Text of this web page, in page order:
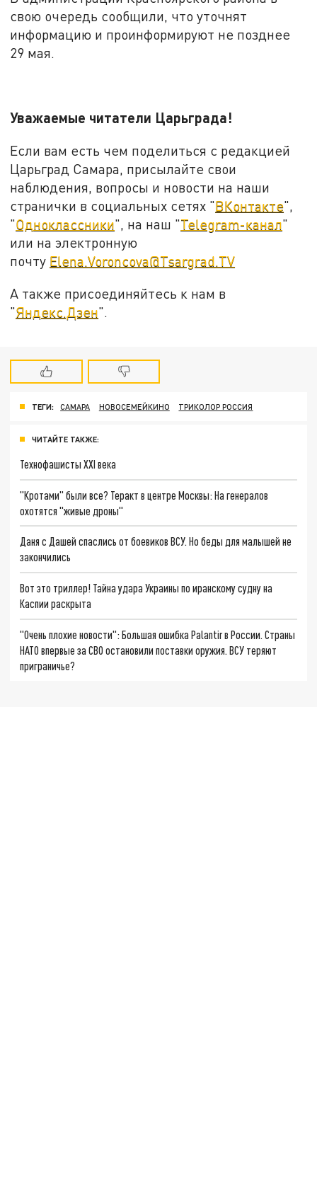
свою очередь сообщили, что уточнят
информацию и проинформируют не позднее
29 мая.
Уважаемые читатели Царьграда!
Если вам есть чем поделиться с редакцией
Царьград Самара, присылайте свои
наблюдения, вопросы и новости на наши
странички в социальных сетях "ВКонтакте",
"Одноклассники", на наш "Telegram-канал"
или на электронную
почту Elena.Voroncova@Tsargrad.TV
А также присоединяйтесь к нам в
"Яндекс.Дзен".
ТЕГИ: САМАРА НОВОСЕМЕЙКИНО ТРИКОЛОР РОССИЯ
ЧИТАЙТЕ ТАКЖЕ:
Технофашисты XXI века
"Кротами" были все? Теракт в центре Москвы: На генералов
охотятся "живые дроны"
Даня с Дашей спаслись от боевиков ВСУ. Но беды для малышей не
закончились
Вот это триллер! Тайна удара Украины по иранскому судну на
Каспии раскрыта
"Очень плохие новости": Большая ошибка Palantir в России. Страны
НАТО впервые за СВО остановили поставки оружия. ВСУ теряют
приграничье?